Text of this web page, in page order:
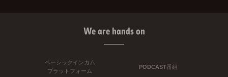
We are hands on
ベーシックインカム
プラットフォーム
PODCAST番組